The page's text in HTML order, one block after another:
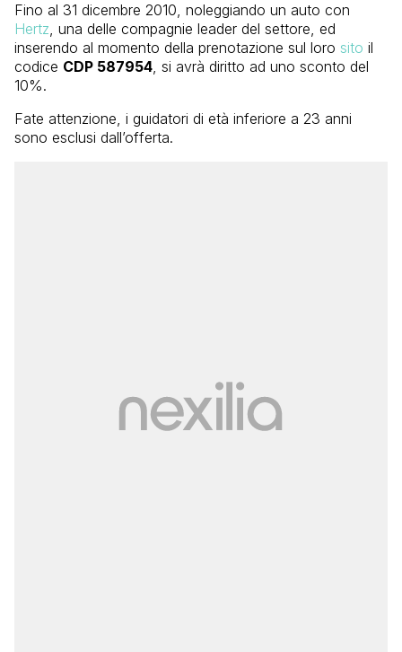
Fino al 31 dicembre 2010, noleggiando un auto con
Hertz, una delle compagnie leader del settore, ed
inserendo al momento della prenotazione sul loro sito il
codice CDP 587954, si avrà diritto ad uno sconto del
10%.
Fate attenzione, i guidatori di età inferiore a 23 anni
sono esclusi dall’offerta.